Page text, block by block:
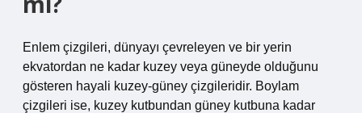
Enlem çizgileri, dünyayı çevreleyen ve bir yerin
ekvatordan ne kadar kuzey veya güneyde olduğunu
gösteren hayali kuzey-güney çizgileridir. Boylam
çizgileri ise, kuzey kutbundan güney kutbuna kadar